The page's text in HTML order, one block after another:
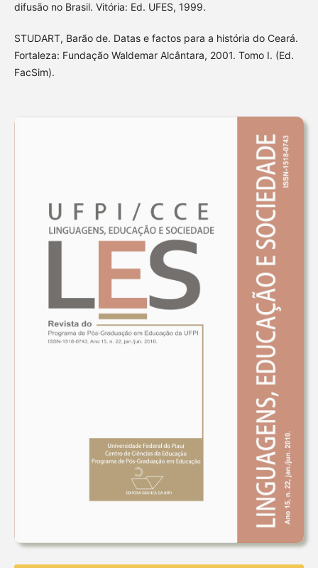
difusão no Brasil. Vitória: Ed. UFES, 1999.
STUDART, Barão de. Datas e factos para a história do Ceará.
Fortaleza: Fundação Waldemar Alcântara, 2001. Tomo I. (Ed.
FacSim).